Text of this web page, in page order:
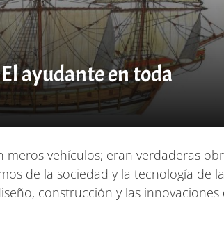
ayudante en toda
vehículos; eran verdaderas
de la sociedad y la tecnología de
construcción y las